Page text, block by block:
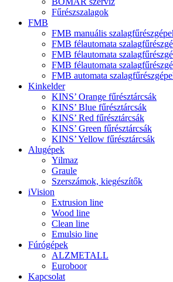
Fűrészszalagok
FMB
FMB manuális
FMB félautomata
FMB félautomata
FMB félautomata
FMB automata
Kinkelder
KINS’ Orange fűrésztárcsák
KINS’ Blue fűrésztárcsák
KINS’ Red fűrésztárcsák
KINS’ Green fűrésztárcsák
KINS’ Yellow fűrésztárcsák
Alugépek
Yilmaz
Graule
Szerszámok, kiegészítők
iVision
Extrusion line
Wood line
Clean line
Emulsio line
Fúrógépek
ALZMETALL
Euroboor
Kapcsolat